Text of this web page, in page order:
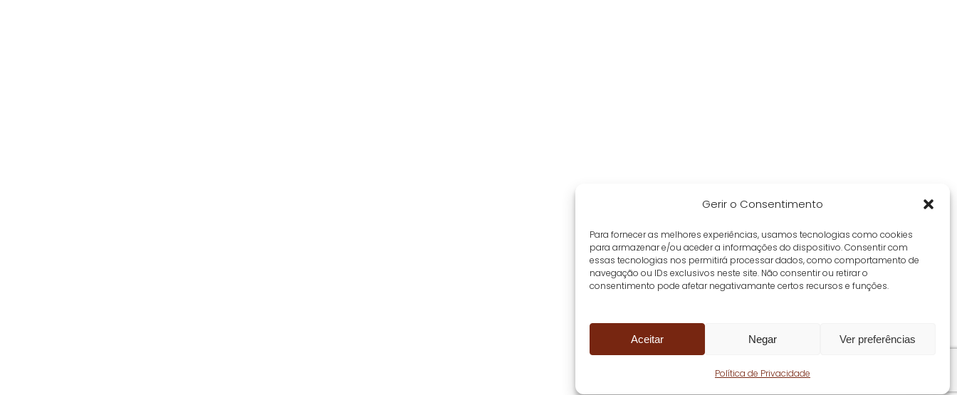
Gerir o Consentimento
Para fornecer as melhores experiências, usamos tecnologias como cookies
para armazenar e/ou aceder a informações do dispositivo. Consentir com
essas tecnologias nos permitirá processar dados, como comportamento de
navegação ou IDs exclusivos neste site. Não consentir ou retirar o
consentimento pode afetar negativamante certos recursos e funções.
Aceitar Negar Ver preferências
Política de Privacidade